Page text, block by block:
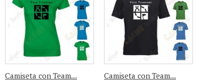
Camiseta con Team... Camiseta con Team...